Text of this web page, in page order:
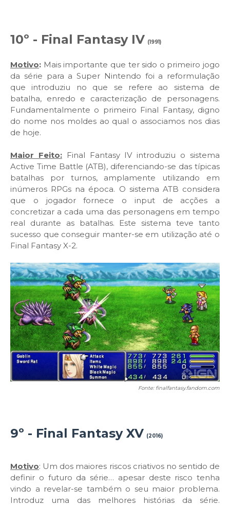
10º - Final Fantasy IV (1991)
Motivo: Mais importante que ter sido o primeiro jogo
da série para a Super Nintendo foi a reformulação
que introduziu no que se refere ao sistema de
batalha, enredo e caracterização de personagens.
Fundamentalmente o primeiro Final Fantasy, digno
do nome nos moldes ao qual o associamos nos dias
de hoje.
Maior Feito:Final Fantasy IV introduziu o sistema
Active Time Battle (ATB), diferenciando-se das típicas
batalhas por turnos, amplamente utilizando em
inúmeros RPGs na época. O sistema ATB considera
que o jogador fornece o input de acções a
concretizar a cada uma das personagens em tempo
real durante as batalhas. Este sistema teve tanto
sucesso que conseguir manter-se em utilização até o
Final Fantasy X-2.
Fonte: finalfantasy.fandom.com
9º - Final Fantasy XV (2016)
Motivo: Um dos maiores riscos criativos no sentido de
definir o futuro da série… apesar deste risco tenha
vindo a revelar-se também o seu maior problema.
Introduz uma das melhores histórias da série.